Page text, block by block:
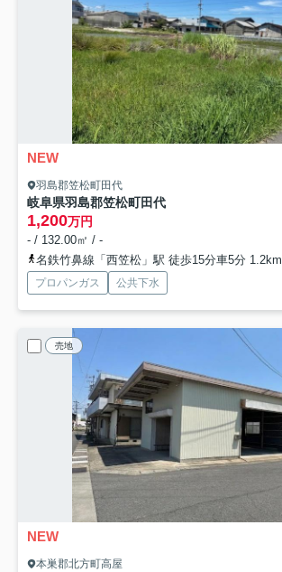
NEW
羽島郡笠松町田代
岐阜県羽島郡笠松町田代
1,200万円
- / 132.00㎡ / -
名鉄竹鼻線「西笠松」駅 徒歩15分車5分 1.2km
プロパンガス 公共下水
売地
NEW
本巣郡北方町高屋